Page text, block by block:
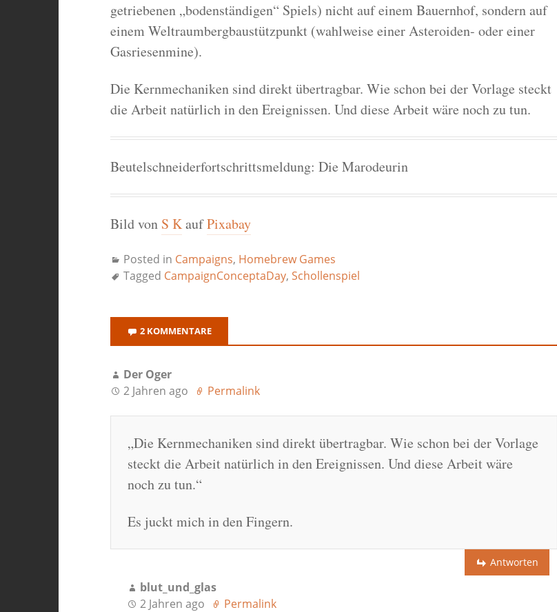
getriebenen „bodenständigen“ Spiels) nicht auf einem Bauernhof, sondern auf
einem Weltraumbergbaustützpunkt (wahlweise einer Asteroiden- oder einer
Gasriesenmine).
Die Kernmechaniken sind direkt übertragbar. Wie schon bei der Vorlage steckt
die Arbeit natürlich in den Ereignissen. Und diese Arbeit wäre noch zu tun.
Beutelschneiderfortschrittsmeldung: Die Marodeurin
Bild von S KaufPixabay
Posted in Campaigns, Homebrew Games
Tagged CampaignConceptaDay, Schollenspiel
2 KOMMENTARE
Der Oger
2 Jahren ago
Permalink
„Die Kernmechaniken sind direkt übertragbar. Wie schon bei der Vorlage
steckt die Arbeit natürlich in den Ereignissen. Und diese Arbeit wäre
noch zu tun.“
Es juckt mich in den Fingern.
Antworten
blut_und_glas
2 Jahren ago
Permalink